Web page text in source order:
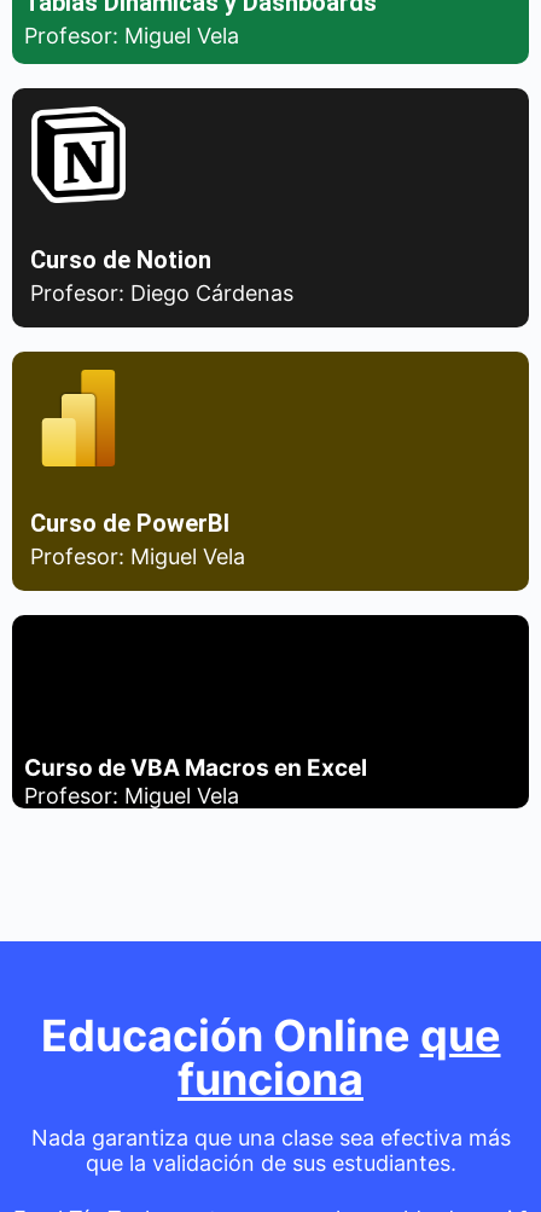
Profesor: Miguel Vela
Curso de Notion
Profesor: Diego Cárdenas
Curso de PowerBI
Profesor: Miguel Vela
Curso de VBA Macros en Excel
Profesor: Miguel Vela
Educación Online que
funciona
Nada garantiza que una clase sea efectiva más
que la validación de sus estudiantes.